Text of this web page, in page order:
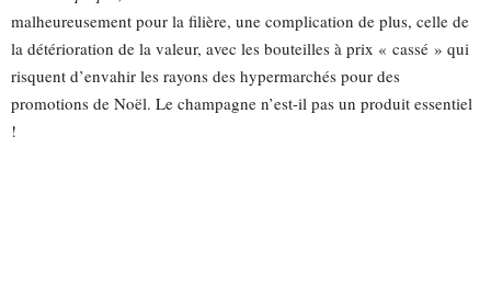
malheureusement pour la filière, une complication de plus, celle de
la détérioration de la valeur, avec les bouteilles à prix « cassé » qui
risquent d’envahir les rayons des hypermarchés pour des
promotions de Noël. Le champagne n’est-il pas un produit essentiel
!